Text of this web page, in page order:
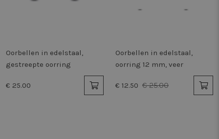
Oorbellen in edelstaal,
gestreepte oorring
€ 25.00
Oorbellen in edelstaal,
oorring 12 mm, veer
€ 12.50 € 25.00